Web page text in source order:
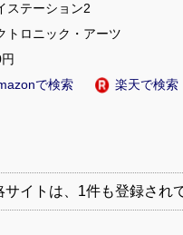
ステーション2
トロニック・アーツ
で検索 楽天で検索
イトは、1件も登録され